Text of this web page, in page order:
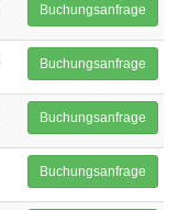
Buchungsanfrage
Buchungsanfrage
Buchungsanfrage
Buchungsanfrage